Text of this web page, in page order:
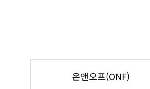
온앤오프(ONF)